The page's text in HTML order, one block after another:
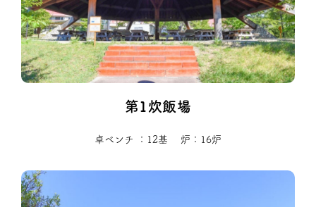
第1炊飯場
卓ベンチ ：12基 炉：16炉